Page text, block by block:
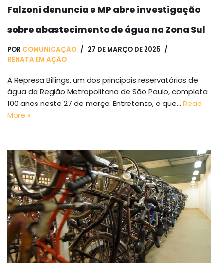
Falzoni denuncia e MP abre investigação
sobre abastecimento de água na Zona Sul
POR COMUNICAÇÃO
27 DE MARÇO DE 2025
RENATA EM AÇÃO
A Represa Billings, um dos principais reservatórios de
água da Região Metropolitana de São Paulo, completa
100 anos neste 27 de março. Entretanto, o que… Read
More »